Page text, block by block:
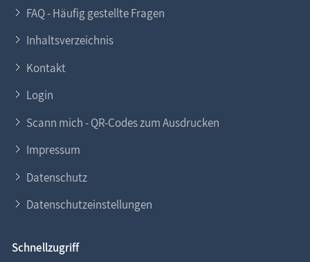
FAQ - Häufig gestellte Fragen
Inhaltsverzeichnis
Kontakt
Login
Scann mich - QR-Codes zum Ausdrucken
Impressum
Datenschutz
Datenschutzeinstellungen
Schnellzugriff